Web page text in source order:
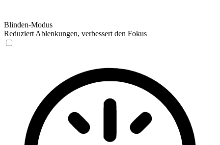
Blinden-Modus
Reduziert Ablenkungen, verbessert den Fokus